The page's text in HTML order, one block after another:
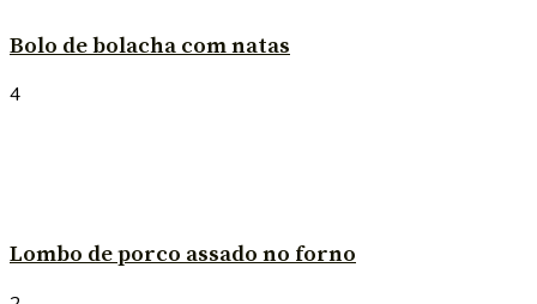
Bolo de bolacha com natas
4
Lombo de porco assado no forno